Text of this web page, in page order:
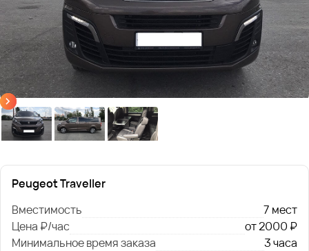
Peugeot Traveller
Вместимость
7 мест
Цена ₽/час
от 2000 ₽
Минимальное время заказа
3 часа